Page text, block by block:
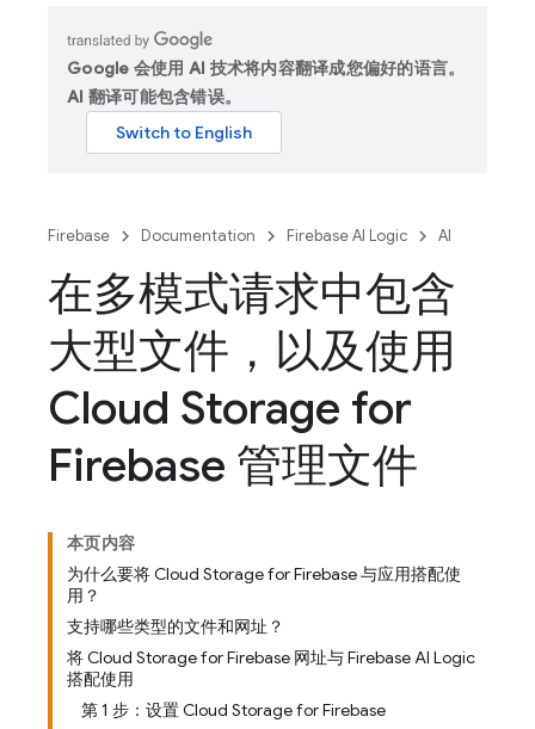
Google 会使用 AI 技术将内容翻译成您偏好的语言。
AI 翻译可能包含错误。
Firebase Documentation Firebase AI Logic AI
在多模式请求中包含
大型文件，以及使用
Cloud Storage for
Firebase 管理文件
本页内容
为什么要将 Cloud Storage for Firebase 与应用搭配使
用？
支持哪些类型的文件和网址？
将 Cloud Storage for Firebase 网址与 Firebase AI Logic
搭配使用
第 1 步：设置 Cloud Storage for Firebase